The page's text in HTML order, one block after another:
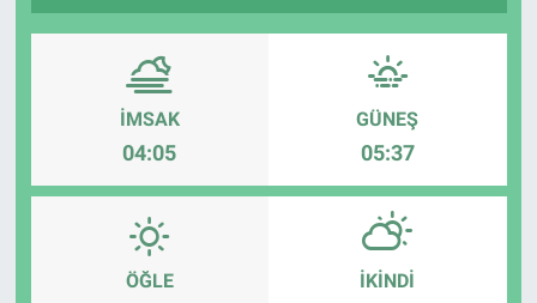
İMSAK
04:05
GÜNEŞ
05:37
ÖĞLE İKINDI
Kütahya
Çevre